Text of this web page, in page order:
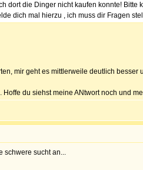
dort die Dinger nicht kaufen konnte!
dich mal hierzu , ich muss dir Fragen
mir geht es mittlerweile deutlich besser
du siehst meine ANtwort noch und
schwere sucht an...